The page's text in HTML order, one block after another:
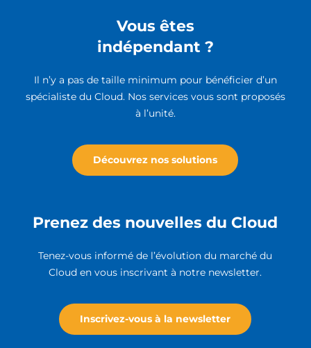
Vous êtes
indépendant ?
Il n’y a pas de taille minimum pour bénéficier d’un
spécialiste du Cloud. Nos services vous sont proposés
à l’unité.
Découvrez nos solutions
Prenez des nouvelles du Cloud
Tenez-vous informé de l’évolution du marché du
Cloud en vous inscrivant à notre newsletter.
Inscrivez-vous à la newsletter